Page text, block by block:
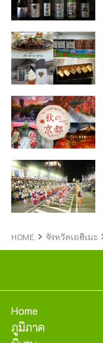
HOME จังหวัดเอฮิเมะ
Home
ภูมิภาค